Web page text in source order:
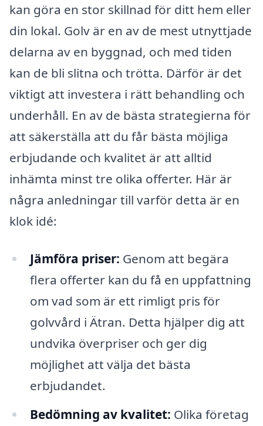
kan göra en stor skillnad för ditt hem eller
din lokal. Golv är en av de mest utnyttjade
delarna av en byggnad, och med tiden
kan de bli slitna och trötta. Därför är det
viktigt att investera i rätt behandling och
underhåll. En av de bästa strategierna för
att säkerställa att du får bästa möjliga
erbjudande och kvalitet är att alltid
inhämta minst tre olika offerter. Här är
några anledningar till varför detta är en
klok idé:
Jämföra priser: Genom att begära
flera offerter kan du få en uppfattning
om vad som är ett rimligt pris för
golvvård i Ätran. Detta hjälper dig att
undvika överpriser och ger dig
möjlighet att välja det bästa
erbjudandet.
Bedömning av kvalitet: Olika företag